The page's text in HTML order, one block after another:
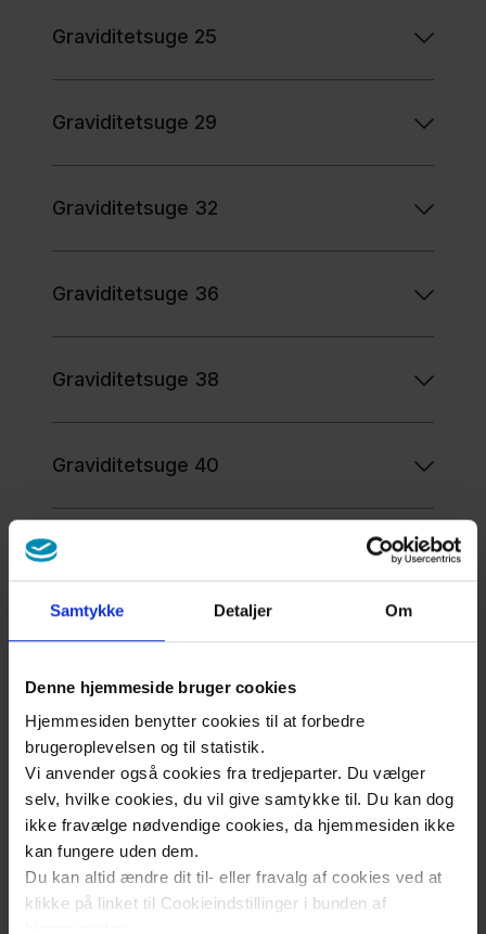
Samtykke Detaljer Om
Denne hjemmeside bruger cookies
Hjemmesiden benytter cookies til at forbedre
brugeroplevelsen og til statistik.
Vi anvender også cookies fra tredjeparter. Du vælger
selv, hvilke cookies, du vil give samtykke til. Du kan dog
ikke fravælge nødvendige cookies, da hjemmesiden ikke
kan fungere uden dem.
Du kan altid ændre dit til- eller fravalg af cookies ved at
klikke på linket til Cookieindstillinger i bunden af
Graviditetsuge 25
Graviditetsuge 29
Graviditetsuge 32
Graviditetsuge 36
Graviditetsuge 38
Graviditetsuge 40
Dagen efter fødslen
To-tre dage efter fødslen
Op til syv dage efter udskrivning
Efter behov (typisk inden for en
måned)